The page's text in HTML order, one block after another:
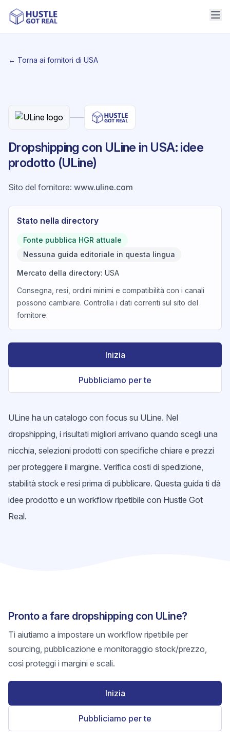
← Torna ai fornitori di USA
Dropshipping con ULine in USA: idee
prodotto (ULine)
Sito del fornitore: www.uline.com
Stato nella directory
Fonte pubblica HGR attuale
Nessuna guida editoriale in questa lingua
Mercato della directory: USA
Consegna, resi, ordini minimi e compatibilità con i canali
possono cambiare. Controlla i dati correnti sul sito del
fornitore.
Inizia
Pubbliciamo per te
ULine ha un catalogo con focus su ULine. Nel
dropshipping, i risultati migliori arrivano quando scegli una
nicchia, selezioni prodotti con specifiche chiare e prezzi
per proteggere il margine. Verifica costi di spedizione,
stabilità stock e resi prima di pubblicare. Questa guida ti dà
idee prodotto e un workflow ripetibile con Hustle Got
Real.
Pronto a fare dropshipping con ULine?
Ti aiutiamo a impostare un workflow ripetibile per
sourcing, pubblicazione e monitoraggio stock/prezzo,
così proteggi i margini e scali.
Inizia
Pubbliciamo per te